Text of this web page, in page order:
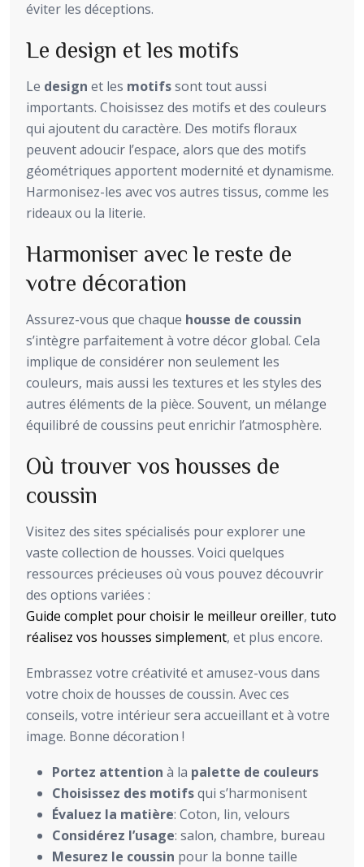
éviter les déceptions.
Le design et les motifs
Le design et les motifssont tout aussi
importants. Choisissez des motifs et des couleurs
qui ajoutent du caractère. Des motifs floraux
peuvent adoucir l’espace, alors que des motifs
géométriques apportent modernité et dynamisme.
Harmonisez-les avec vos autres tissus, comme les
rideaux ou la literie.
Harmoniser avec le reste de
votre décoration
Assurez-vous que chaque housse de coussin
s’intègre parfaitement à votre décor global. Cela
implique de considérer non seulement les
couleurs, mais aussi les textures et les styles des
autres éléments de la pièce. Souvent, un mélange
équilibré de coussins peut enrichir l’atmosphère.
Où trouver vos housses de
coussin
Visitez des sites spécialisés pour explorer une
vaste collection de housses. Voici quelques
ressources précieuses où vous pouvez découvrir
des options variées :
Guide complet pour choisir le meilleur oreiller, tuto
réalisez vos housses simplement, et plus encore.
Embrassez votre créativité et amusez-vous dans
votre choix de housses de coussin. Avec ces
conseils, votre intérieur sera accueillant et à votre
image. Bonne décoration !
Portez attention à la palette de couleurs
Choisissez des motifsqui s’harmonisent
Évaluez la matière: Coton, lin, velours
Considérez l’usage: salon, chambre, bureau
Mesurez le coussin pour la bonne taille